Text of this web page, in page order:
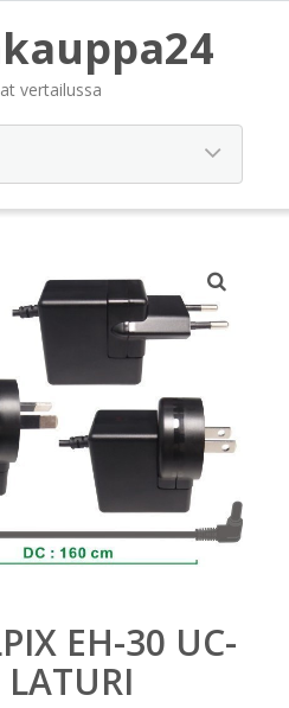
vertailussa
EH-30 UC-